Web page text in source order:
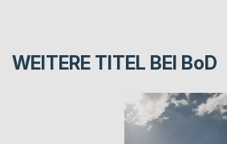
WEITERE TITEL BEI BoD